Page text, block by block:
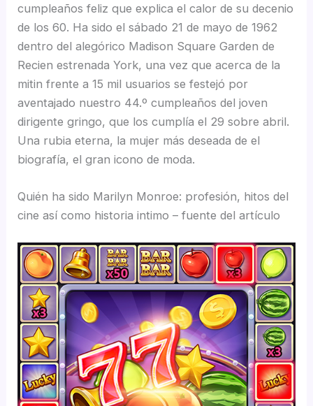
cumpleaños feliz que explica el calor de su decenio
de los 60. Ha sido el sábado 21 de mayo de 1962
dentro del alegórico Madison Square Garden de
Recien estrenada York, una vez que acerca de la
mitin frente a 15 mil usuarios se festejó por
aventajado nuestro 44.º cumpleaños del joven
dirigente gringo, que los cumplía el 29 sobre abril.
Una rubia eterna, la mujer más deseada de el
biografía, el gran icono de moda.
Quién ha sido Marilyn Monroe: profesión, hitos del
cine así­ como historia intimo – fuente del artículo